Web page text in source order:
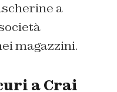
a
magazzini.
a Crai